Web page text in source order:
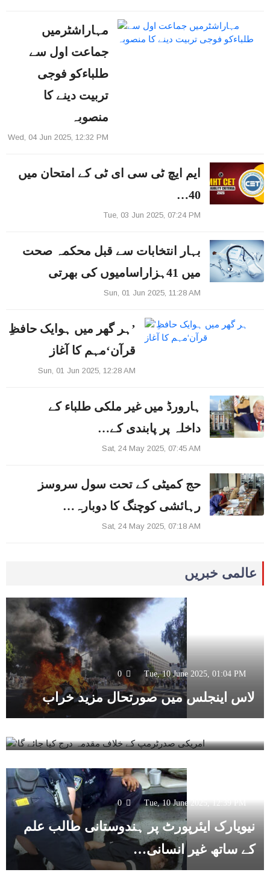
مہاراشٹرمیں
جماعت اول سے
طلباءکو فوجی
تربیت دینے کا
منصوبہ
Wed, 04 Jun 2025, 12:32 PM
ایم ایچ ٹی سی ای ٹی کے امتحان میں
40…
Tue, 03 Jun 2025, 07:24 PM
بہار انتخابات سے قبل محکمہ صحت
میں 41ہزاراسامیوں کی بھرتی
Sun, 01 Jun 2025, 11:28 AM
’ہر گھر میں ہوایک حافظِ
قرآن‘مہم کا آغاز
Sun, 01 Jun 2025, 12:28 AM
ہارورڈ میں غیر ملکی طلباء کے
داخلہ پر پابندی کے…
Sat, 24 May 2025, 07:45 AM
حج کمیٹی کے تحت سول سروسز
رہائشی کوچنگ کا دوبارہ…
Sat, 24 May 2025, 07:18 AM
عالمی خبریں
Tue, 10 June 2025, 01:04 PM
0
لاس اینجلس میں صورتحال مزید خراب
Tue, 10 June 2025, 12:54 PM
0
‘امریکی صدرٹرمپ کے خلاف مقدمہ درج کیا
Tue, 10 June 2025, 12:39 PM
0
نیویارک ایئرپورٹ پر ہندوستانی طالب علم
کے ساتھ غیر انسانی…